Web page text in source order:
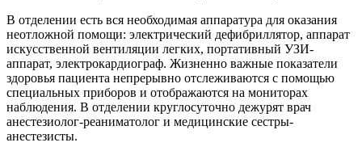
В отделении есть вся необходимая аппаратура для оказания
неотложной помощи: электрический дефибриллятор, аппарат
искусственной вентиляции легких, портативный УЗИ-
аппарат, электрокардиограф. Жизненно важные показатели
здоровья пациента непрерывно отслеживаются с помощью
специальных приборов и отображаются на мониторах
наблюдения. В отделении круглосуточно дежурят врач
анестезиолог-реаниматолог и медицинские сестры-
анестезисты.